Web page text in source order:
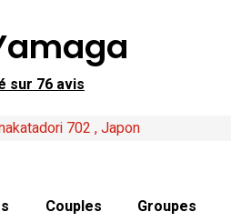
sur 76 avis
702 , Japon
Couples
Groupes